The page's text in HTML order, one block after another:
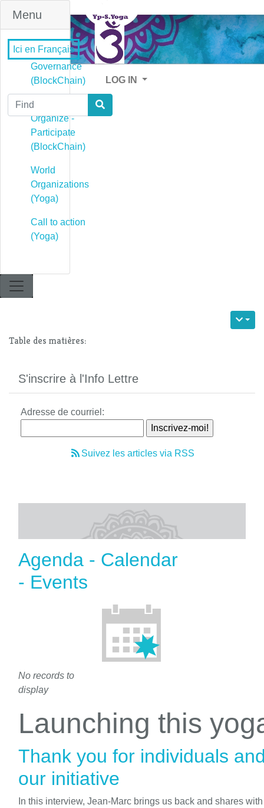
Menu
Governance
(BlockChain)
Governance -
Organize -
Participate
(BlockChain)
World
Organizations
(Yoga)
Call to action
(Yoga)
Ici en Français
LOG IN
Find
Table des matières:
S'inscrire à l'Info Lettre
Adresse de courriel:
Suivez les articles via RSS
Agenda - Calendar
- Events
No records to
display
Launching this
Thank you for individuals
our initiative
In this interview, Jean-Marc brings us back and shares